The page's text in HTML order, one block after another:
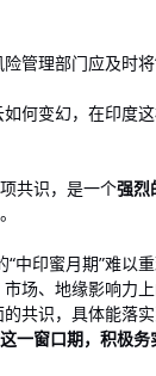
管理部门应及时
何变幻，在印度
共识，是一个强烈
“中印蜜月期”难以
场、地缘影响力
共识，具体能落
一窗口期，积极